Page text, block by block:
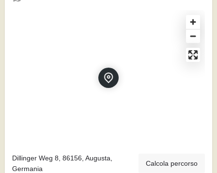
Dillinger Weg 8, 86156, Augusta,
Germania
Calcola percorso